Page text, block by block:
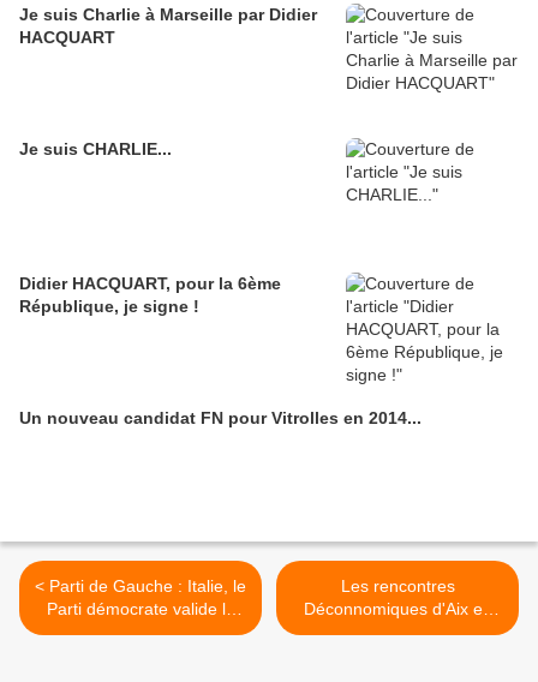
Je suis Charlie à Marseille par Didier
HACQUART
Je suis CHARLIE...
Didier HACQUART, pour la 6ème
République, je signe !
Un nouveau candidat FN pour Vitrolles en 2014...
< Parti de Gauche : Italie, le
Parti démocrate valide le
Pacte d’austérité Merkozy
Les rencontres
Déconnomiques d'Aix en
Provence, communiqué